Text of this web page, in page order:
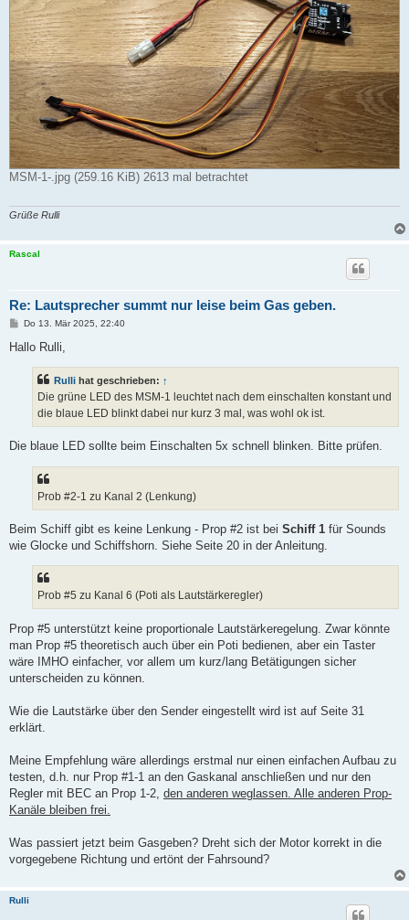
MSM-1-.jpg (259.16 KiB) 2613 mal betrachtet
Grüße Rulli
Rascal
Re: Lautsprecher summt nur leise beim Gas geben.
B
i
Do 13. Mär 2025, 22:40
Hallo Rulli,
Rulli hat geschrieben: ↑
Die grüne LED des MSM-1 leuchtet nach dem einschalten konstant und
die blaue LED blinkt dabei nur kurz 3 mal, was wohl ok ist.
Die blaue LED sollte beim Einschalten 5x schnell blinken. Bitte prüfen.
Prob #2-1 zu Kanal 2 (Lenkung)
Beim Schiff gibt es keine Lenkung - Prop #2 ist bei Schiff 1 für Sounds
wie Glocke und Schiffshorn. Siehe Seite 20 in der Anleitung.
Prob #5 zu Kanal 6 (Poti als Lautstärkeregler)
Prop #5 unterstützt keine proportionale Lautstärkeregelung. Zwar könnte
man Prop #5 theoretisch auch über ein Poti bedienen, aber ein Taster
wäre IMHO einfacher, vor allem um kurz/lang Betätigungen sicher
unterscheiden zu können.
Wie die Lautstärke über den Sender eingestellt wird ist auf Seite 31
erklärt.
Meine Empfehlung wäre allerdings erstmal nur einen einfachen Aufbau zu
testen, d.h. nur Prop #1-1 an den Gaskanal anschließen und nur den
Regler mit BEC an Prop 1-2, den anderen weglassen. Alle anderen Prop-
Kanäle bleiben frei.
Was passiert jetzt beim Gasgeben? Dreht sich der Motor korrekt in die
vorgegebene Richtung und ertönt der Fahrsound?
Rulli